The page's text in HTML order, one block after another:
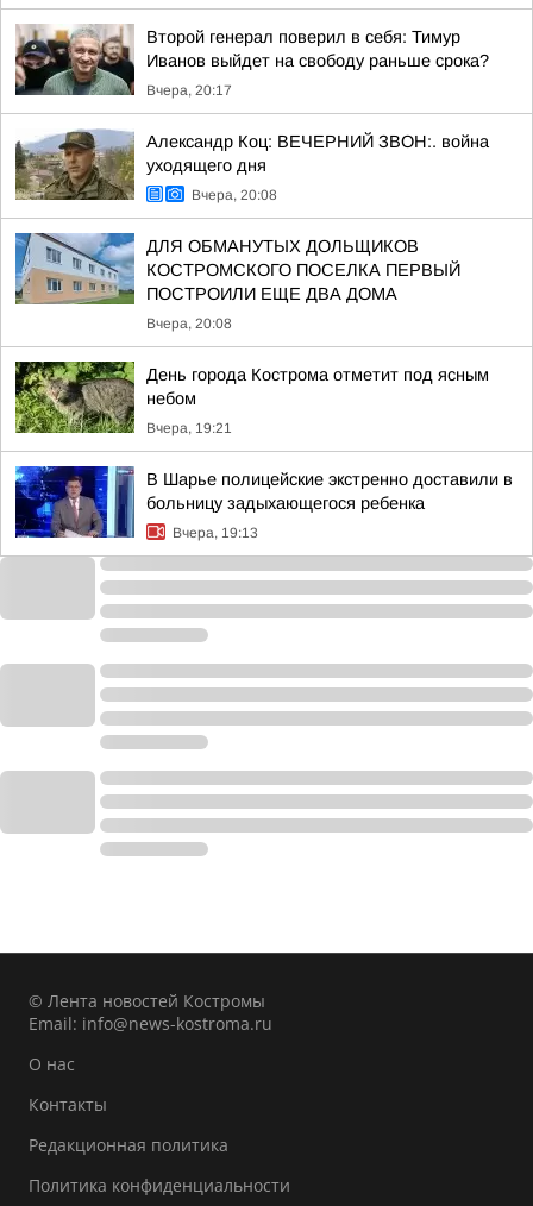
Второй генерал поверил в себя: Тимур
Иванов выйдет на свободу раньше срока?
Вчера, 20:17
Александр Коц: ВЕЧЕРНИЙ ЗВОН:. война
уходящего дня
Вчера, 20:08
ДЛЯ ОБМАНУТЫХ ДОЛЬЩИКОВ
КОСТРОМСКОГО ПОСЕЛКА ПЕРВЫЙ
ПОСТРОИЛИ ЕЩЕ ДВА ДОМА
Вчера, 20:08
День города Кострома отметит под ясным
небом
Вчера, 19:21
В Шарье полицейские экстренно доставили в
больницу задыхающегося ребенка
Вчера, 19:13
© Лента новостей Костромы
Email: info@news-kostroma.ru
О нас
Контакты
Редакционная политика
Политика конфиденциальности